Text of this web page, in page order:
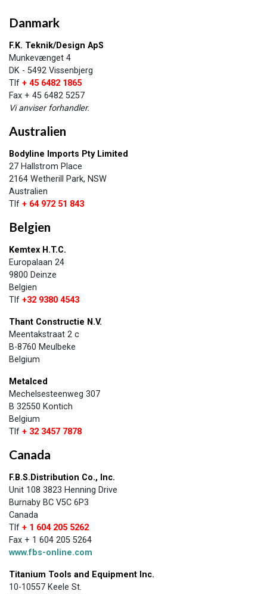
Danmark​
F.K. Teknik/Design ApS
Munkevænget 4
DK - 5492 Vissenbjerg
Tlf + 45 6482 1865
Fax + 45 6482 5257
Vi anviser forhandler.
Australien
Bodyline Imports Pty Limited
27 Hallstrom Place
2164 Wetherill Park, NSW
Australien
Tlf + 64 972 51 843
Belgien
Kemtex H.T.C.
Europalaan 24
9800 Deinze
Belgien
Tlf +32 9380 4543
Thant Constructie N.V.
Meentakstraat 2 c
B-8760 Meulbeke
Belgium
Metalced
Mechelsesteenweg 307
B 32550 Kontich
Belgium
Tlf + 32 3457 7878
Canada
F.B.S.Distribution Co., Inc.
Unit 108 3823 Henning Drive
Burnaby BC V5C 6P3
Canada
Tlf + 1 604 205 5262
Fax + 1 604 205 5264
www.fbs-online.com
Titanium Tools and Equipment Inc.
10-10557 Keele St.